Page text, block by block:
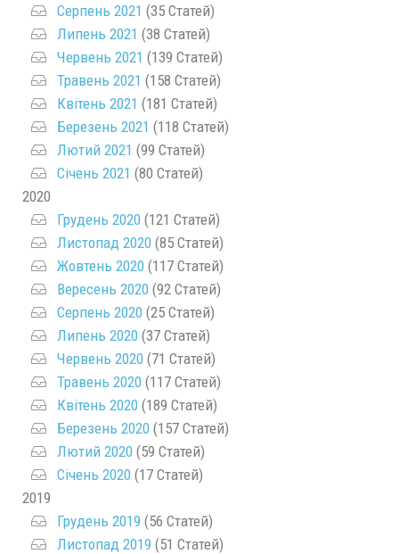
Серпень 2021 (35 Статей)
Липень 2021 (38 Статей)
Червень 2021 (139 Статей)
Травень 2021 (158 Статей)
Квітень 2021 (181 Статей)
Березень 2021 (118 Статей)
Лютий 2021 (99 Статей)
Січень 2021 (80 Статей)
2020
Грудень 2020 (121 Статей)
Листопад 2020 (85 Статей)
Жовтень 2020 (117 Статей)
Вересень 2020 (92 Статей)
Серпень 2020 (25 Статей)
Липень 2020 (37 Статей)
Червень 2020 (71 Статей)
Травень 2020 (117 Статей)
Квітень 2020 (189 Статей)
Березень 2020 (157 Статей)
Лютий 2020 (59 Статей)
Січень 2020 (17 Статей)
2019
Грудень 2019 (56 Статей)
Листопад 2019 (51 Статей)